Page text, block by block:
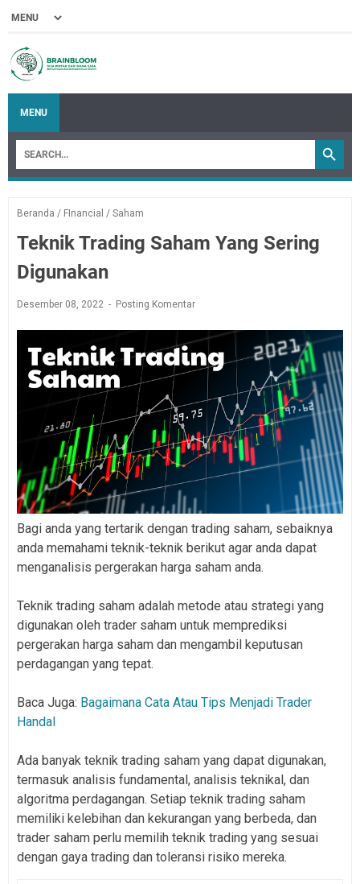
MENU
Beranda / FInancial / Saham
Teknik Trading Saham Yang Sering
Digunakan
Desember 08, 2022 Posting Komentar
Bagi anda yang tertarik dengan trading saham, sebaiknya
anda memahami teknik-teknik berikut agar anda dapat
menganalisis pergerakan harga saham anda.
Teknik trading saham adalah metode atau strategi yang
digunakan oleh trader saham untuk memprediksi
pergerakan harga saham dan mengambil keputusan
perdagangan yang tepat.
Baca Juga: Bagaimana Cata Atau Tips Menjadi Trader
Handal
Ada banyak teknik trading saham yang dapat digunakan,
termasuk analisis fundamental, analisis teknikal, dan
algoritma perdagangan. Setiap teknik trading saham
memiliki kelebihan dan kekurangan yang berbeda, dan
trader saham perlu memilih teknik trading yang sesuai
dengan gaya trading dan toleransi risiko mereka.